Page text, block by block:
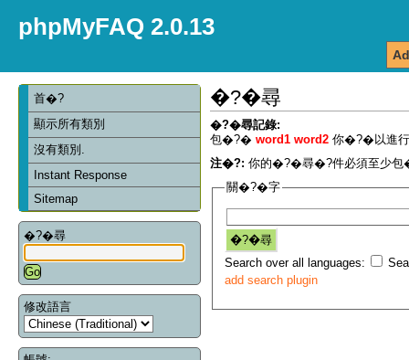
phpMyFAQ 2.0.13
首�?
顯示所有類別
沒有類別.
Instant Response
Sitemap
�?�尋
修改語言
�?�尋
�?�尋記錄:
包�?� word1 word2 你�?�以進
注�?: 你的�?�尋�?件必須至少
關�?�字
Search over all languages:
add search plugin